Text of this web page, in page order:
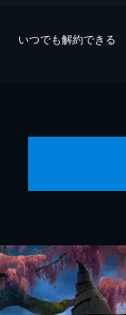
いつでも解約できる